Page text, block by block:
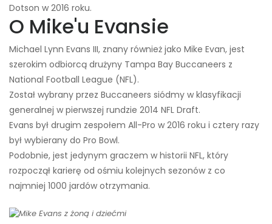
​​Dotson w 2016 roku.
O Mike'u Evansie
Michael Lynn Evans III, znany również jako Mike Evan, jest
szerokim odbiorcą drużyny Tampa Bay Buccaneers z
National Football League (NFL).
Został wybrany przez Buccaneers siódmy w klasyfikacji
generalnej w pierwszej rundzie 2014 NFL Draft.
Evans był drugim zespołem All-Pro w 2016 roku i cztery razy
był wybierany do Pro Bowl.
Podobnie, jest jedynym graczem w historii NFL, który
rozpoczął karierę od ośmiu kolejnych sezonów z co
najmniej 1000 jardów otrzymania.